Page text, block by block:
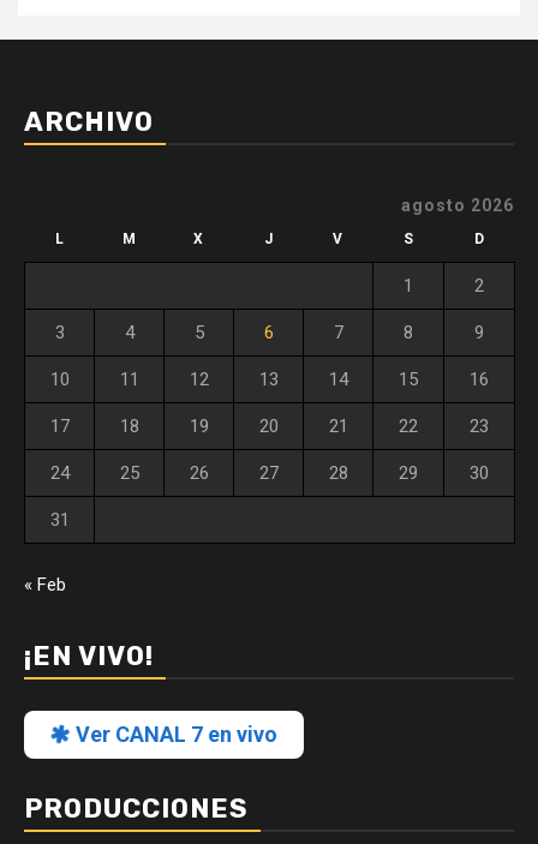
ARCHIVO
agosto 2026
L M X J V S D
1 2
3 4 5 6 7 8 9
10 11 12 13 14 15 16
17 18 19 20 21 22 23
24 25 26 27 28 29 30
31
« Feb
¡EN VIVO!
Ver CANAL 7 en vivo
PRODUCCIONES